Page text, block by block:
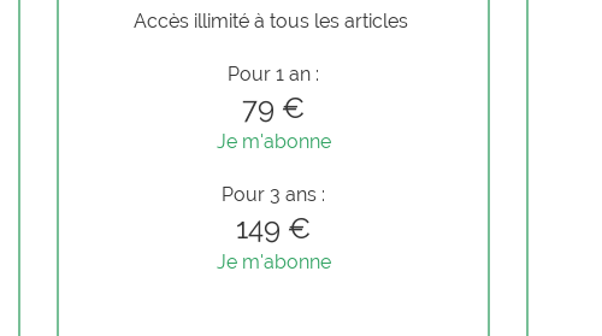
Accès illimité à tous les articles
Pour 1 an :
79 €
Je m'abonne
Pour 3 ans :
149 €
Je m'abonne